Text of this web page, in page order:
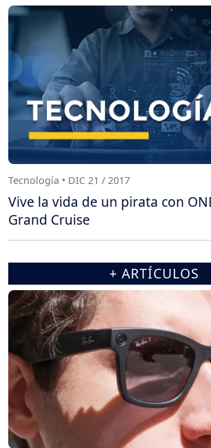
Tecnología • DIC 21 / 2017
Vive la vida de un pirata con
Grand Cruise
+ ARTÍCULOS